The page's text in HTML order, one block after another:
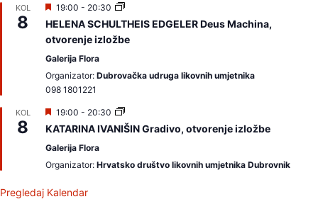
m
o
KOL
8
I
z
d
v
j
a
m
19:00 - 20:30
HELENA SCHULTHEIS EDGELER Deus Machina,
otvorenje izložbe
Galerija Flora
Organizator: Dubrovačka udruga likovnih umjetnika
098 1801221
KOL
8
I
z
d
v
j
m
19:00 - 20:30
KATARINA IVANIŠIN Gradivo, otvorenje izložbe
Galerija Flora
Organizator: Hrvatsko društvo likovnih umjetnika Dubrovnik
Pregledaj Kalendar